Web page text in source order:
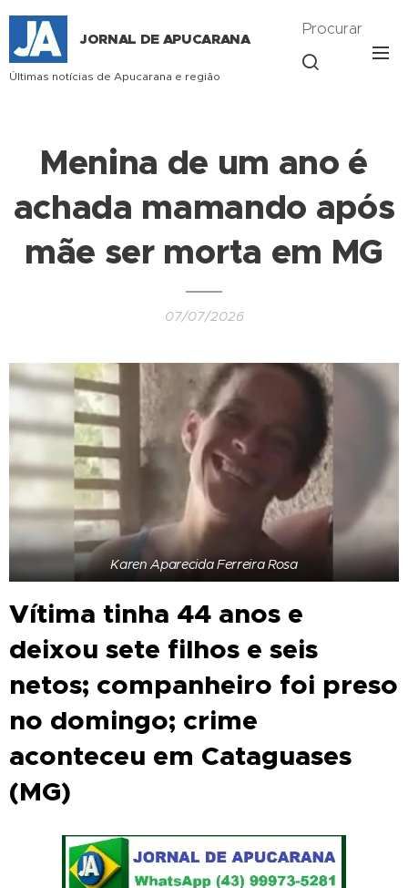
JORNAL DE APUCARANA
Últimas notícias de Apucarana e região
Procurar
Menina de um ano é
achada mamando após
mãe ser morta em MG
07/07/2026
Karen Aparecida Ferreira Rosa
Vítima tinha 44 anos e
deixou sete filhos e seis
netos; companheiro foi preso
no domingo; crime
aconteceu em Cataguases
(MG)